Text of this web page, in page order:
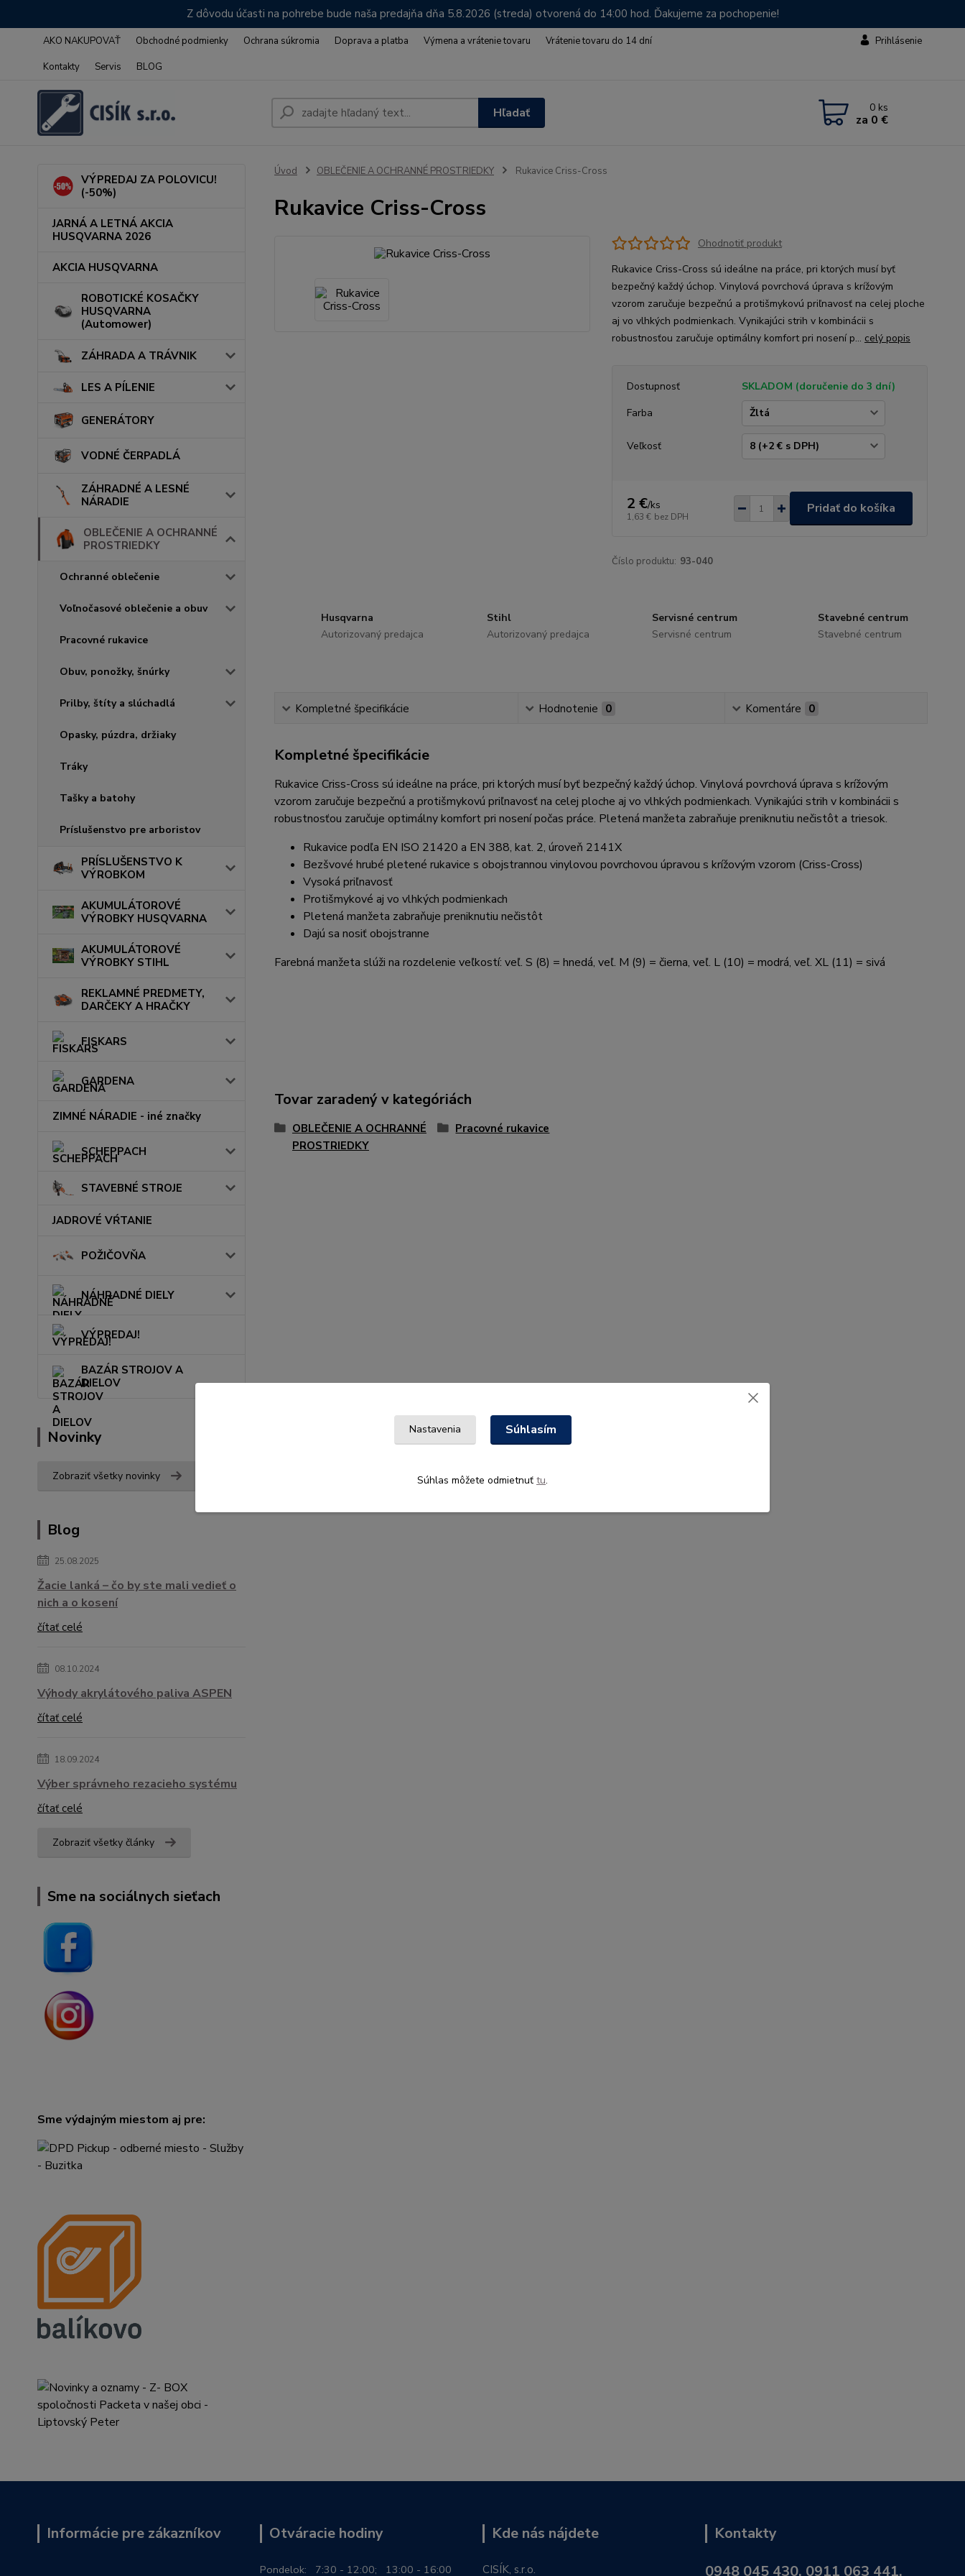
Z dôvodu účasti na pohrebe bude naša predajňa dňa 5.8.2026 (streda) otvorená do 14:00 hod. Ďakujeme za pochopenie!
AKO NAKUPOVAŤ Obchodné podmienky Ochrana súkromia Doprava a platba Výmena a vrátenie tovaru
Vrátenie tovaru do 14 dní
Kontakty
Servis BLOG
Prihlásenie
Hľadať 0 ks
za 0 €
VÝPREDAJ ZA POLOVICU!
(-50%)
JARNÁ A LETNÁ AKCIA
HUSQVARNA 2026
AKCIA HUSQVARNA
ROBOTICKÉ KOSAČKY
HUSQVARNA
(Automower)
ZÁHRADA A TRÁVNIK
LES A PÍLENIE
GENERÁTORY
VODNÉ ČERPADLÁ
ZÁHRADNÉ A LESNÉ
NÁRADIE
OBLEČENIE A OCHRANNÉ
PROSTRIEDKY
Ochranné oblečenie
Voľnočasové oblečenie a obuv
Pracovné rukavice
Obuv, ponožky, šnúrky
Prilby, štíty a slúchadlá
Opasky, púzdra, držiaky
Tráky
Tašky a batohy
Príslušenstvo pre arboristov
PRÍSLUŠENSTVO K
VÝROBKOM
AKUMULÁTOROVÉ
VÝROBKY HUSQVARNA
AKUMULÁTOROVÉ
VÝROBKY STIHL
REKLAMNÉ PREDMETY,
DARČEKY A HRAČKY
FISKARS
GARDENA
ZIMNÉ NÁRADIE - iné značky
SCHEPPACH
STAVEBNÉ STROJE
JADROVÉ VŔTANIE
POŽIČOVŇA
NÁHRADNÉ DIELY
VÝPREDAJ!
BAZÁR STROJOV A
DIELOV
Novinky
Zobraziť všetky novinky
Blog
25.08.2025
Žacie lanká – čo by ste mali vedieť o
nich a o kosení
čítať celé
08.10.2024
Výhody akrylátového paliva ASPEN
čítať celé
18.09.2024
Výber správneho rezacieho systému
čítať celé
Zobraziť všetky články
Sme na sociálnych sieťach
Sme výdajným miestom aj pre:
Úvod OBLEČENIE A OCHRANNÉ PROSTRIEDKY Rukavice Criss-Cross
Rukavice Criss-Cross
Ohodnotiť produkt
Rukavice Criss-Cross sú ideálne na práce, pri ktorých musí byť
bezpečný každý úchop. Vinylová povrchová úprava s krížovým
vzorom zaručuje bezpečnú a protišmykovú priľnavosť na celej ploche
aj vo vlhkých podmienkach. Vynikajúci strih v kombinácii s
robustnosťou zaručuje optimálny komfort pri nosení p... celý popis
Dostupnosť
SKLADOM (doručenie do 3 dní)
Farba
Veľkosť
2 €/ks
1,63 € bez DPH
Pridať do košíka
Číslo produktu: 93-040
Husqvarna
Autorizovaný predajca
Stihl
Autorizovaný predajca
Servisné centrum
Servisné centrum
Stavebné centrum
Stavebné centrum
Kompletné špecifikácie Hodnotenie 0 Komentáre 0
Kompletné špecifikácie
Rukavice Criss-Cross sú ideálne na práce, pri ktorých musí byť bezpečný každý úchop. Vinylová povrchová úprava s krížovým
vzorom zaručuje bezpečnú a protišmykovú priľnavosť na celej ploche aj vo vlhkých podmienkach. Vynikajúci strih v kombinácii s
robustnosťou zaručuje optimálny komfort pri nosení počas práce. Pletená manžeta zabraňuje preniknutiu nečistôt a triesok.
Rukavice podľa EN ISO 21420 a EN 388, kat. 2, úroveň 2141X
Bezšvové hrubé pletené rukavice s obojstrannou vinylovou povrchovou úpravou s krížovým vzorom (Criss-Cross)
Vysoká priľnavosť
Protišmykové aj vo vlhkých podmienkach
Pletená manžeta zabraňuje preniknutiu nečistôt
Dajú sa nosiť obojstranne
Farebná manžeta slúži na rozdelenie veľkostí: veľ. S (8) = hnedá, veľ. M (9) = čierna, veľ. L (10) = modrá, veľ. XL (11) = sivá
Tovar zaradený v kategóriách
OBLEČENIE A OCHRANNÉ
PROSTRIEDKY
Pracovné rukavice
Informácie pre zákazníkov Otváracie hodiny
Pondelok: 7:30 - 12:00; 13:00 - 16:00
Kde nás nájdete
CISÍK, s.r.o.
Kontakty
0948 045 430, 0911 063 441,
Nastavenia Súhlasím
Súhlas môžete odmietnuť tu.